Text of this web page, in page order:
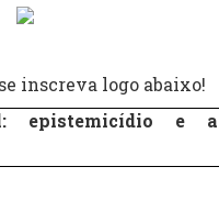
inscreva logo abaixo!
epistemicídio e a